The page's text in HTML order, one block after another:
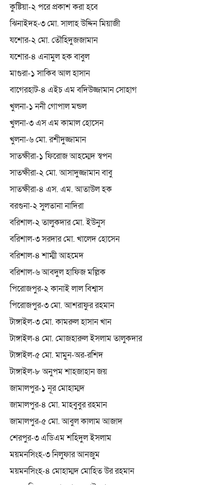
কুষ্টিয়া-২ পরে প্রকাশ করা হবে
ঝিনাইদহ-৩ মো. সালাহ উদ্দিন মিয়াজী
যশোর-২ মো. তৌহিদুজজামান
যশোর-৪ এনামুল হক বাবুল
মাগুরা-১ সাকিব আল হাসান
বাগেরহাট-৪ এইচ এম বদিউজ্জামান সোহাগ
খুলনা-১ ননী গোপাল মন্ডল
খুলনা-৩ এস এম কামাল হোসেন
খুলনা-৬ মো. রশীদুজ্জামান
সাতক্ষীরা-১ ফিরোজ আহম্মেদ স্বপন
সাতক্ষীরা-২ মো. আসাদুজ্জামান বাবু
সাতক্ষীরা-৪ এস. এম. আতাউল হক
বরগুনা-২ সুলতানা নাদিরা
বরিশাল-২ তালুকদার মো. ইউনুস
বরিশাল-৩ সরদার মো. খালেদ হোসেন
বরিশাল-৪ শাম্মী আহমেদ
বরিশাল-৬ আবদুল হাফিজ মল্লিক
পিরোজপুর-২ কানাই লাল বিশ্বাস
পিরোজপুর-৩ মো. আশরাফুর রহমান
টাঙ্গাইল-৩ মো. কামরুল হাসান খান
টাঙ্গাইল-৪ মো. মোজহারুল ইসলাম তালুকদার
টাঙ্গাইল-৫ মো. মামুন-অর-রশিদ
টাঙ্গাইল-৮ অনুপম শাহজাহান জয়
জামালপুর-১ নূর মোহাম্মদ
জামালপুর-৪ মো. মাহবুবুর রহমান
জামালপুর-৫ মো. আবুল কালাম আজাদ
শেরপুর-৩ এডিএম শহিদুল ইসলাম
ময়মনসিংহ-৩ নিলুফার আনজুম
ময়মনসিংহ-৪ মোহাম্মদ মোহিত উর রহমান